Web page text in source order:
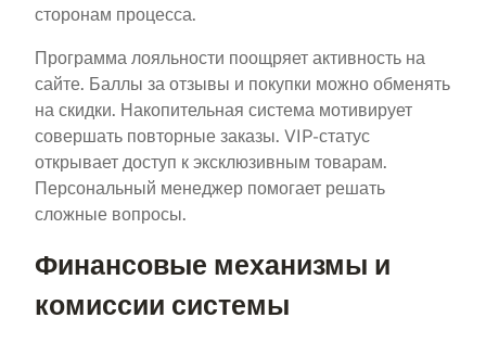
сторонам процесса.
Программа лояльности поощряет активность на
сайте. Баллы за отзывы и покупки можно обменять
на скидки. Накопительная система мотивирует
совершать повторные заказы. VIP-статус
открывает доступ к эксклюзивным товарам.
Персональный менеджер помогает решать
сложные вопросы.
Финансовые механизмы и
комиссии системы